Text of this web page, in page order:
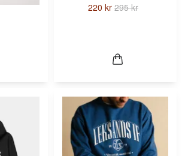
220 kr 295 kr